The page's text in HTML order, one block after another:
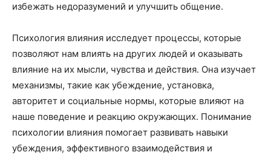
избежать недоразумений и улучшить общение.
Психология влияния исследует процессы, которые
позволяют нам влиять на других людей и оказывать
влияние на их мысли, чувства и действия. Она изучает
механизмы, такие как убеждение, установка,
авторитет и социальные нормы, которые влияют на
наше поведение и реакцию окружающих. Понимание
психологии влияния помогает развивать навыки
убеждения, эффективного взаимодействия и